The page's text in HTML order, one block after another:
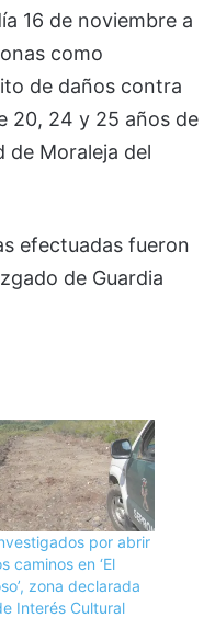
16 de noviembre a
como
de daños contra
20, 24 y 25 años de
de Moraleja del
efectuadas fueron
de Guardia
por abrir
caminos en ‘El
zona declarada
Interés Cultural